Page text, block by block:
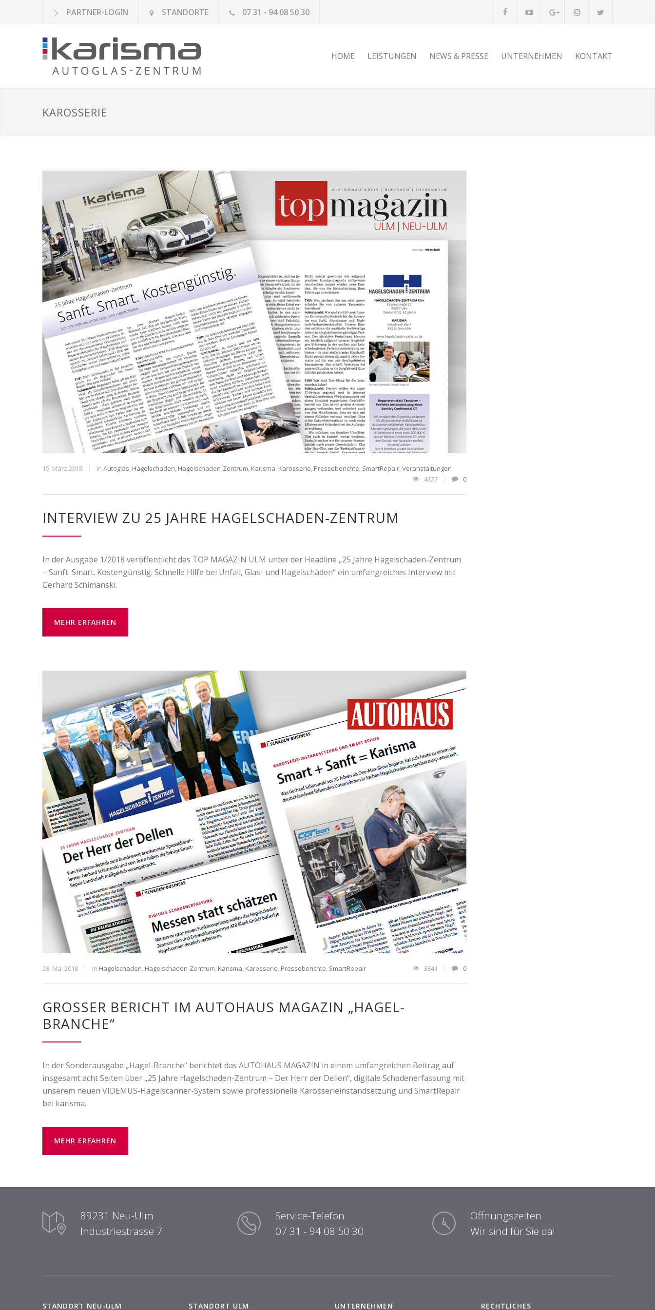
PARTNER-LOGIN STANDORTE 07 31 - 94 08 50 30
HOME LEISTUNGEN NEWS & PRESSE UNTERNEHMEN KONTAKT
KAROSSERIE
15. März 2018 In Autoglas, Hagelschaden, Hagelschaden-Zentrum, Karisma, Karosserie, Presseberichte, SmartRepair,Veranstaltungen
4327
0
INTERVIEW ZU 25 JAHRE HAGELSCHADEN-ZENTRUM
In der Ausgabe 1/2018 veröffentlicht das TOP MAGAZIN ULM unter der Headline „25 Jahre Hagelschaden-Zentrum
– Sanft. Smart. Kostengünstig. Schnelle Hilfe bei Unfall, Glas- und Hagelschäden“ ein umfangreiches Interview mit
Gerhard Schimanski.
MEHR ERFAHREN
28. Mai 2018 In Hagelschaden, Hagelschaden-Zentrum, Karisma, Karosserie, Presseberichte, SmartRepair 3341 0
GROSSER BERICHT IM AUTOHAUS MAGAZIN „HAGEL-B
RANCHE“
In der Sonderausgabe „Hagel-Branche“ berichtet das AUTOHAUS MAGAZIN in einem umfangreichen Beitrag auf
insgesamt acht Seiten über „25 Jahre Hagelschaden-Zentrum – Der Herr der Dellen“, digitale Schadenerfassung mit
unserem neuen VIDEMUS-Hagelscanner-System sowie professionelle Karosserieinstandsetzung und SmartRepair
bei karisma.
MEHR ERFAHREN
89231 Neu-Ulm
Industriestrasse 7
Service-Telefon
07 31 - 94 08 50 30
Öffnungszeiten
Wir sind für Sie da!
STANDORT NEU-ULM STANDORT ULM UNTERNEHMEN RECHTLICHES